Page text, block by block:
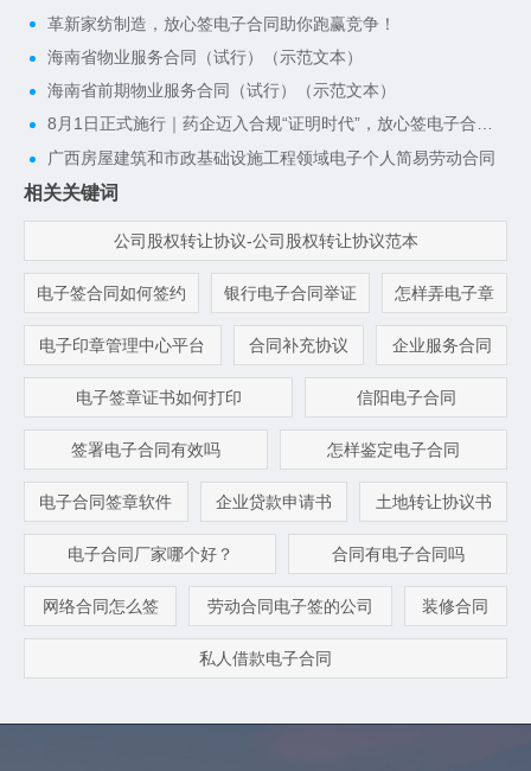
革新家纺制造，放心签电子合同助你跑赢竞争！
海南省物业服务合同（试行）（示范文本）
海南省前期物业服务合同（试行）（示范文本）
8月1日正式施行｜药企迈入合规“证明时代”，放心签电子合同一键搭建完整合规证据链
广西房屋建筑和市政基础设施工程领域电子个人简易劳动合同
相关关键词
公司股权转让协议-公司股权转让协议范本
电子签合同如何签约 银行电子合同举证 怎样弄电子章
电子印章管理中心平台 合同补充协议 企业服务合同
电子签章证书如何打印 信阳电子合同
签署电子合同有效吗 怎样鉴定电子合同
电子合同签章软件 企业贷款申请书 土地转让协议书
电子合同厂家哪个好？ 合同有电子合同吗
网络合同怎么签 劳动合同电子签的公司 装修合同
私人借款电子合同